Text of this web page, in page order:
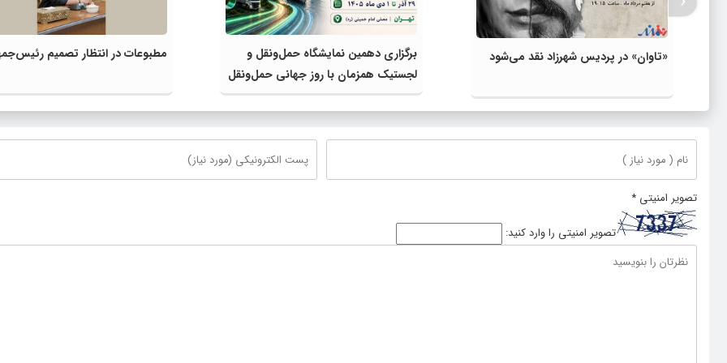
«تاوان» در پردیس شهرزاد نقد می‌شود
برگزاری دهمین نمایشگاه حمل‌ونقل و
لجستیک همزمان با روز جهانی حمل‌ونقل
پایدار سازمان ملل متحد
مطبوعات در انتظار تصمیم
تصویر امنیتی *
تصویر امنیتی را وارد کنید: